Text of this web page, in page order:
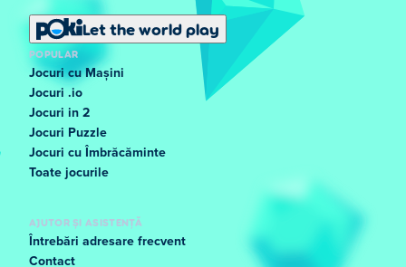
Let the world play
POPULAR
Jocuri cu Mașini
Jocuri .io
Jocuri in 2
Jocuri Puzzle
Jocuri cu Îmbrăcăminte
Toate jocurile
AJUTOR ȘI ASISTENȚĂ
Întrebări adresare frecvent
Contact